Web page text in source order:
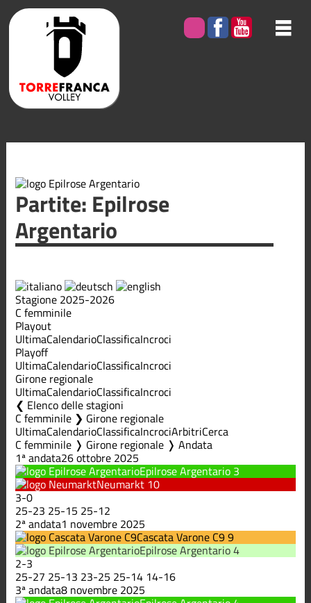
Partite: Epilrose
Argentario
Stagione 2025-2026
C femminile
Playout
UltimaCalendarioClassificaIncroci
Playoff
UltimaCalendarioClassificaIncroci
Girone regionale
UltimaCalendarioClassificaIncroci
Elenco delle stagioni
C femminile ❯ Girone regionale
UltimaCalendarioClassificaIncrociArbitriCerca
C femminile ❭ Girone regionale ❭ Andata
1ª andata26 ottobre 2025
Epilrose Argentario 3
Neumarkt 10
3-0
25-23 25-15 25-12
2ª andata1 novembre 2025
Cascata Varone C99
Epilrose Argentario4
2-3
25-27 25-13 23-25 25-14 14-16
3ª andata8 novembre 2025